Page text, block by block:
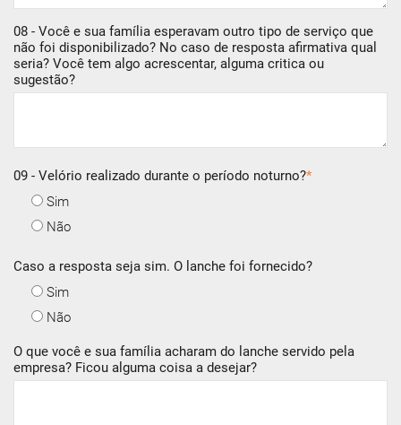
08 - Você e sua família esperavam outro tipo de serviço que
não foi disponibilizado? No caso de resposta afirmativa qual
seria? Você tem algo acrescentar, alguma critica ou
sugestão?
09 - Velório realizado durante o período noturno?*
Sim
Não
Caso a resposta seja sim. O lanche foi fornecido?
Sim
Não
O que você e sua família acharam do lanche servido pela
empresa? Ficou alguma coisa a desejar?